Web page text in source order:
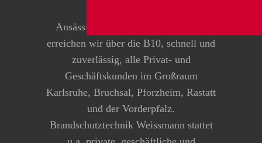
Ansässig in Pfinztal-Kleinsteinbach
erreichen wir über die B10, schnell und
zuverlässig, alle Privat- und
Geschäftskunden im Großraum
Karlsruhe, Bruchsal, Pforzheim, Rastatt
und der Vorderpfalz.
Brandschutztechnik Weissmann stattet